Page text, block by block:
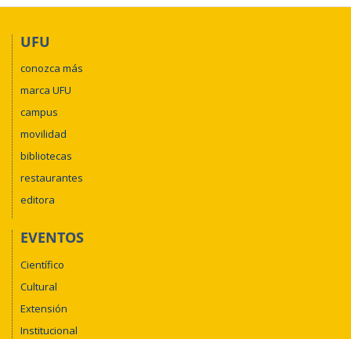
UFU
conozca más
marca UFU
campus
movilidad
bibliotecas
restaurantes
editora
EVENTOS
Científico
Cultural
Extensión
Institucional